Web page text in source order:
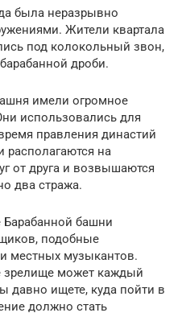
была неразрывно
Жители квартала
под колокольный звон,
дроби.
имели огромное
использовались для
правления династий
на
от друга и возвышаются
два стража.
башни
подобные
местных музыкантов.
зрелище может каждый
давно ищете, куда пойти в
должно стать